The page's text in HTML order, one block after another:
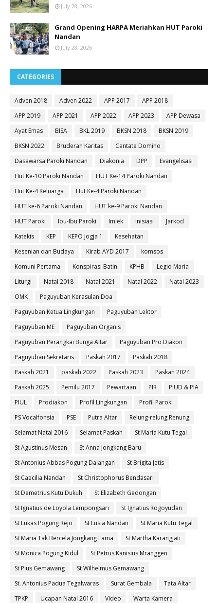
July 28, 2026
Grand Opening HARPA Meriahkan HUT Paroki
Nandan
July 28, 2026
CATEGORIES
Adven 2018 Adven 2022 APP 2017
APP 2018
APP 2019
APP 2021 APP 2022 APP 2023
APP Dewasa
Ayat Emas
BISA BKL 2019 BKSN 2018
BKSN 2019
BKSN 2022
Bruderan Karitas
Cantate Domino
Dasawarsa Paroki Nandan
Diakonia DPP
Evangelisasi
Hut Ke-10 Paroki Nandan
HUT Ke-14 Paroki Nandan
Hut Ke-4 Keluarga
Hut Ke-4 Paroki Nandan
HUT ke-6 Paroki Nandan
HUT ke-9 Paroki Nandan
HUT Paroki
Ibu-Ibu Paroki Imlek Inisiasi
Jarkod
Katekis
KEP KEPO Jogja 1
Kesehatan
Kesenian dan Budaya
Kirab AYD 2017
komsos
Komuni Pertama
Konspirasi Batin KPHB
Legio Maria
Liturgi
Natal 2018 Natal 2021 Natal 2022
Natal 2023
OMK
Paguyuban Kerasulan Doa
Paguyuban Ketua Lingkungan
Paguyuban Lektor
Paguyuban ME
Paguyuban Organis
Paguyuban Perangkai Bunga Altar
Paguyuban Pro Diakon
Paguyuban Sekretaris
Paskah 2017
Paskah 2018
Paskah 2021
paskah 2022 Paskah 2023
Paskah 2024
Paskah 2025
Pemilu 2017 Pewartaan PIR
PIUD & PIA
PIUL
Prodiakon Profil Lingkungan
Profil Paroki
PS Vocalfonsia
PSE Putra Altar
Relung-relung Renung
Selamat Natal 2016
Selamat Paskah
St Maria Kutu Tegal
St Agustinus Mesan
St Anna Jongkang Baru
St Antonius Abbas Pogung Dalangan
St Brigita Jetis
St Caecilia Nandan
St Christophorus Bendasari
St Demetrius Kutu Dukuh
St Elizabeth Gedongan
St Ignatius de Loyola Lempongsari
St Ignatius Rogoyudan
St Lukas Pogung Rejo
St Lusia Nandan
St Maria Kutu Tegal
St Maria Tak Bercela Jongkang Lama
St Martha Karangjati
St Monica Pogung Kidul
St Petrus Kanisius Mranggen
St Pius Gemawang
St Wilhelmus Gemawang
St. Antonius Padua Tegalwaras
Surat Gembala
Tata Altar
TPKP
Ucapan Natal 2016 Video
Warta Kamera